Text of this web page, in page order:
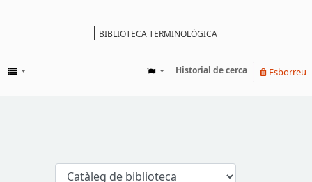
BIBLIOTECA TERMINOLÒGICA
Historial de cerca Esborreu